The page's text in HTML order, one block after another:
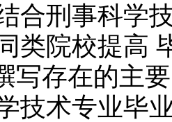
合刑事科学
类院校提高
写存在的主
技术专业毕